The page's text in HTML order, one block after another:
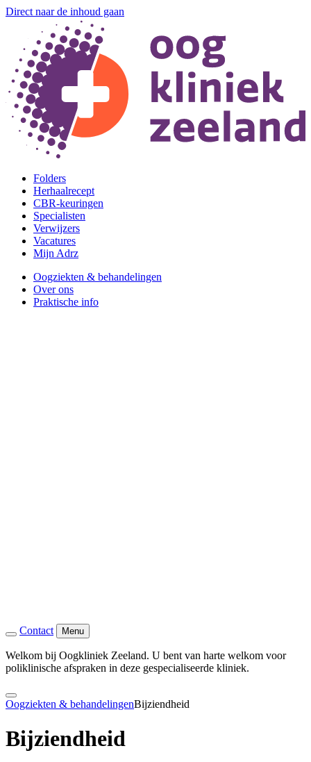
Direct naar de inhoud gaan
Folders
Herhaalrecept
CBR-keuringen
Specialisten
Verwijzers
Vacatures
Mijn Adrz
Oogziekten & behandelingen
Over ons
Praktische info
Contact Menu
Welkom bij Oogkliniek Zeeland. U bent van harte welkom voor
poliklinische afspraken in deze gespecialiseerde kliniek.
Oogziekten & behandelingenBijziendheid
Bijziendheid